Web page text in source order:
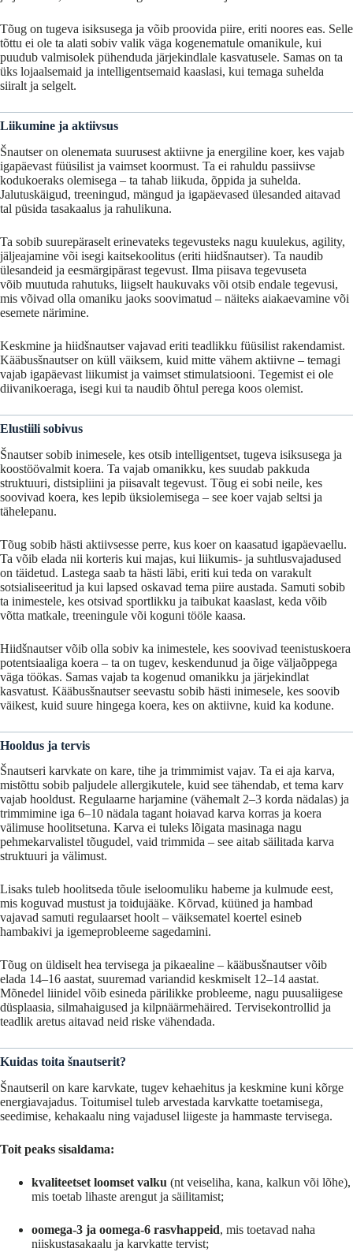
Tõug on tugeva isiksusega ja võib proovida piire, eriti noores eas. Selle
tõttu ei ole ta alati sobiv valik väga kogenematule omanikule, kui
puudub valmisolek pühenduda järjekindlale kasvatusele. Samas on ta
üks lojaalsemaid ja intelligentsemaid kaaslasi, kui temaga suhelda
siiralt ja selgelt.
Liikumine ja aktiivsus
Šnautser on olenemata suurusest aktiivne ja energiline koer, kes vajab
igapäevast füüsilist ja vaimset koormust. Ta ei rahuldu passiivse
kodukoeraks olemisega – ta tahab liikuda, õppida ja suhelda.
Jalutuskäigud, treeningud, mängud ja igapäevased ülesanded aitavad
tal püsida tasakaalus ja rahulikuna.
Ta sobib suurepäraselt erinevateks tegevusteks nagu kuulekus, agility,
jäljeajamine või isegi kaitsekoolitus (eriti hiidšnautser). Ta naudib
ülesandeid ja eesmärgipärast tegevust. Ilma piisava tegevuseta
võib muutuda rahutuks, liigselt haukuvaks või otsib endale tegevusi,
mis võivad olla omaniku jaoks soovimatud – näiteks aiakaevamine või
esemete närimine.
Keskmine ja hiidšnautservajavad eriti teadlikku füüsilist rakendamist.
Kääbusšnautseron küll väiksem, kuid mitte vähem aktiivne – temagi
vajab igapäevast liikumist ja vaimset stimulatsiooni. Tegemist ei ole
diivanikoeraga, isegi kui ta naudib õhtul perega koos olemist.
Elustiili sobivus
Šnautsersobib inimesele, kes otsib intelligentset, tugeva isiksusega ja
koostöövalmit koera. Ta vajab omanikku, kes suudab pakkuda
struktuuri, distsipliini ja piisavalt tegevust. Tõug ei sobi neile, kes
soovivad koera, kes lepib üksiolemisega – see koervajab seltsi ja
tähelepanu.
Tõug sobib hästi aktiivsesse perre, kus koeron kaasatud igapäevaellu.
Ta võib elada nii korteris kui majas, kui liikumis- ja suhtlusvajadused
on täidetud. Lastega saab ta hästi läbi, eriti kui teda on varakult
sotsialiseeritud ja kui lapsed oskavad tema piire austada. Samuti sobib
ta inimestele, kes otsivad sportlikku ja taibukat kaaslast, keda võib
võtta matkale, treeningule või koguni tööle kaasa.
Hiidšnautservõib olla sobiv ka inimestele, kes soovivad teenistuskoera
potentsiaaliga koera – ta on tugev, keskendunud ja õige väljaõppega
väga töökas. Samas vajab ta kogenud omanikku ja järjekindlat
kasvatust. Kääbusšnautserseevastu sobib hästi inimesele, kes soovib
väikest, kuid suure hingega koera, kes on aktiivne, kuid ka kodune.
Hooldus ja tervis
Šnautseri karvkate on kare, tihe ja trimmimist vajav. Ta ei aja karva,
mistõttu sobib paljudele allergikutele, kuid see tähendab, et tema karv
vajab hooldust. Regulaarne harjamine (vähemalt 2–3 korda nädalas) ja
trimmimine iga 6–10 nädala tagant hoiavad karva korras ja koera
välimuse hoolitsetuna. Karva ei tuleks lõigata masinaga nagu
pehmekarvalistel tõugudel, vaid trimmida – see aitab säilitada karva
struktuuri ja välimust.
Lisaks tuleb hoolitseda tõule iseloomuliku habeme ja kulmude eest,
mis koguvad mustust ja toidujääke. Kõrvad, küüned ja hambad
vajavad samuti regulaarset hoolt – väiksematel koertel esineb
hambakivi ja igemeprobleeme sagedamini.
Tõug on üldiselt hea tervisega ja pikaealine – kääbusšnautservõib
elada 14–16 aastat, suuremad variandid keskmiselt 12–14 aastat.
Mõnedel liinidel võib esineda pärilikke probleeme, nagu puusaliigese
düsplaasia, silmahaigused ja kilpnäärmehäired. Tervisekontrollid ja
teadlik aretus aitavad neid riske vähendada.
Kuidas toita šnautserit?
Šnautseril on kare karvkate, tugev kehaehitus ja keskmine kuni kõrge
energiavajadus. Toitumisel tuleb arvestada karvkatte toetamisega,
seedimise, kehakaalu ning vajadusel liigeste ja hammaste tervisega.
Toit peaks sisaldama:
kvaliteetset loomset valku (nt veiseliha, kana, kalkun või lõhe),
mis toetab lihaste arengut ja säilitamist;
oomega-3 ja oomega-6 rasvhappeid, mis toetavad naha
niiskustasakaalu ja karvkatte tervist;